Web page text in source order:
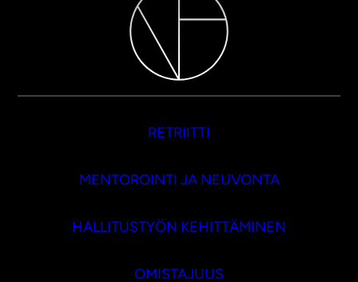
RETRIITTI
MENTOROINTI JA NEUVONTA
HALLITUSTYÖN KEHITTÄMINEN
OMISTAJUUS